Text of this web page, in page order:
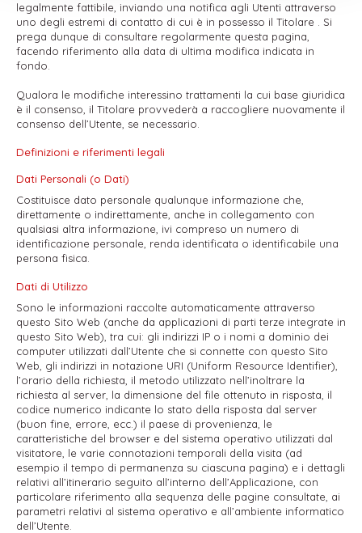
legalmente fattibile, inviando una notifica agli Utenti attraverso
uno degli estremi di contatto di cui è in possesso il Titolare . Si
prega dunque di consultare regolarmente questa pagina,
facendo riferimento alla data di ultima modifica indicata in
fondo.
Qualora le modifiche interessino trattamenti la cui base giuridica
è il consenso, il Titolare provvederà a raccogliere nuovamente il
consenso dell’Utente, se necessario.
Definizioni e riferimenti legali
Dati Personali (o Dati)
Costituisce dato personale qualunque informazione che,
direttamente o indirettamente, anche in collegamento con
qualsiasi altra informazione, ivi compreso un numero di
identificazione personale, renda identificata o identificabile una
persona fisica.
Dati di Utilizzo
Sono le informazioni raccolte automaticamente attraverso
questo Sito Web (anche da applicazioni di parti terze integrate in
questo Sito Web), tra cui: gli indirizzi IP o i nomi a dominio dei
computer utilizzati dall’Utente che si connette con questo Sito
Web, gli indirizzi in notazione URI (Uniform Resource Identifier),
l’orario della richiesta, il metodo utilizzato nell’inoltrare la
richiesta al server, la dimensione del file ottenuto in risposta, il
codice numerico indicante lo stato della risposta dal server
(buon fine, errore, ecc.) il paese di provenienza, le
caratteristiche del browser e del sistema operativo utilizzati dal
visitatore, le varie connotazioni temporali della visita (ad
esempio il tempo di permanenza su ciascuna pagina) e i dettagli
relativi all’itinerario seguito all’interno dell’Applicazione, con
particolare riferimento alla sequenza delle pagine consultate, ai
parametri relativi al sistema operativo e all’ambiente informatico
dell’Utente.